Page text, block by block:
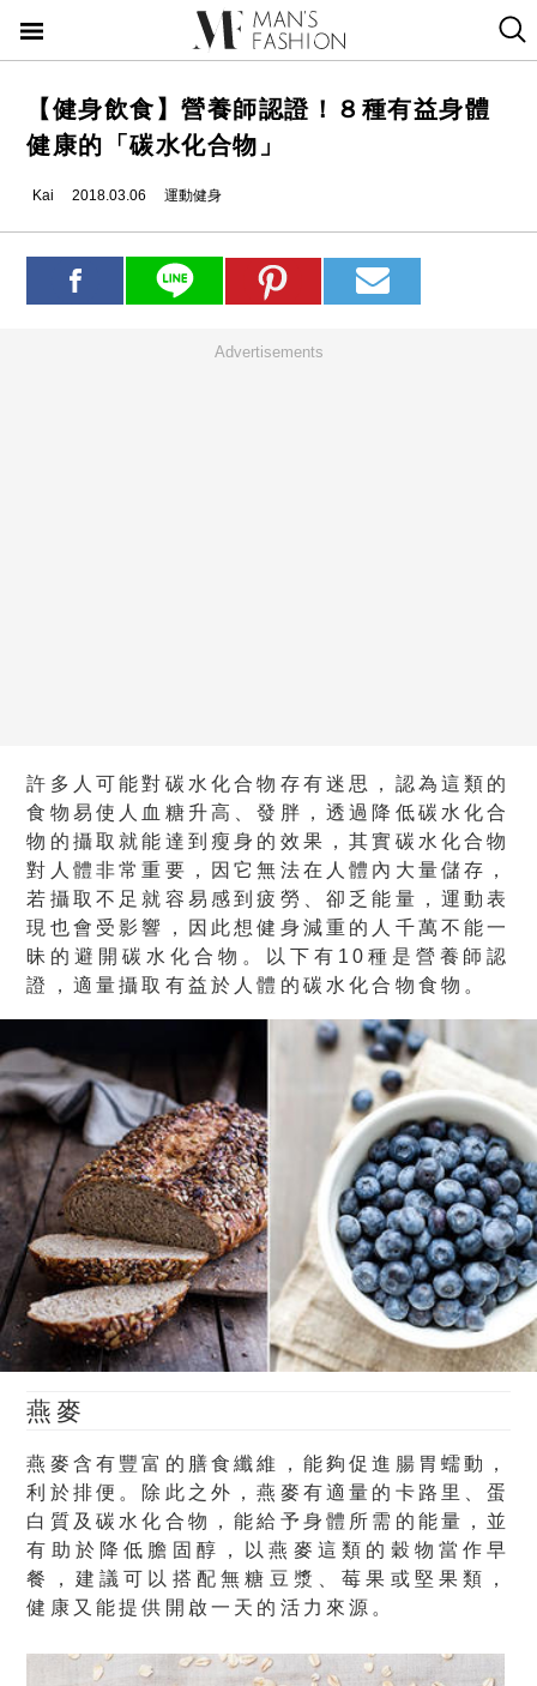
【健身飲食】營養師認證！８種有益身體
健康的「碳水化合物」
Kai 2018.03.06 運動健身
Advertisements
許多人可能對碳水化合物存有迷思，認為這類的
食物易使人血糖升高、發胖，透過降低碳水化合
物的攝取就能達到瘦身的效果，其實碳水化合物
對人體非常重要，因它無法在人體內大量儲存，
若攝取不足就容易感到疲勞、卻乏能量，運動表
現也會受影響，因此想健身減重的人千萬不能一
昧的避開碳水化合物。以下有10種是營養師認
證，適量攝取有益於人體的碳水化合物食物。
燕麥
燕麥含有豐富的膳食纖維，能夠促進腸胃蠕動，
利於排便。除此之外，燕麥有適量的卡路里、蛋
白質及碳水化合物，能給予身體所需的能量，並
有助於降低膽固醇，以燕麥這類的穀物當作早
餐， 建議可以搭配無糖豆漿、莓果或堅果類
，
健康又能提供開啟一天的活力來源。